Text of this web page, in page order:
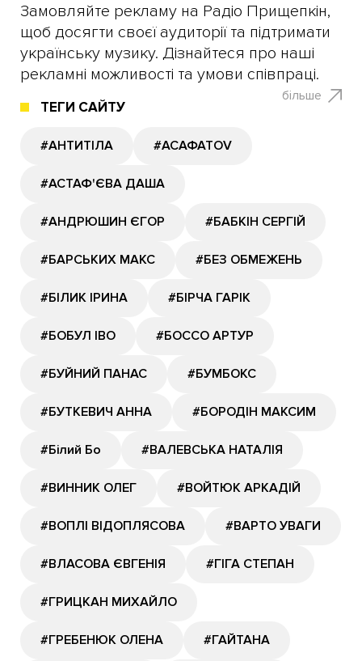
Замовляйте рекламу на Радіо Прищепкін,
щоб досягти своєї аудиторії та підтримати
українську музику. Дізнайтеся про наші
рекламні можливості та умови співпраці.
більше
ТЕГИ САЙТУ
#АНТИТІЛА #АСАФАТОV
#АСТАФ'ЄВА ДАША
#АНДРЮШИН ЄГОР #БАБКІН СЕРГІЙ
#БАРСЬКИХ МАКС #БЕЗ ОБМЕЖЕНЬ
#БІЛИК ІРИНА #БІРЧА ГАРІК
#БОБУЛ ІВО #БОССО АРТУР
#БУЙНИЙ ПАНАС #БУМБОКС
#БУТКЕВИЧ АННА #БОРОДІН МАКСИМ
#Білий Бо #ВАЛЕВСЬКА НАТАЛІЯ
#ВИННИК ОЛЕГ #ВОЙТЮК АРКАДІЙ
#ВОПЛІ ВІДОПЛЯСОВА #ВАРТО УВАГИ
#ВЛАСОВА ЄВГЕНІЯ #ГІГА СТЕПАН
#ГРИЦКАН МИХАЙЛО
#ГРЕБЕНЮК ОЛЕНА #ГАЙТАНА